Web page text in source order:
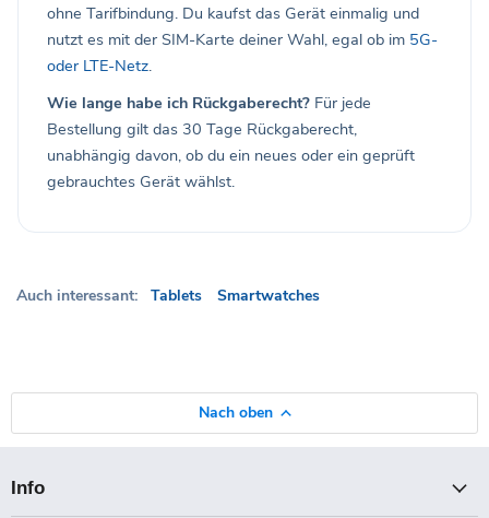
ohne Tarifbindung. Du kaufst das Gerät einmalig und
nutzt es mit der SIM-Karte deiner Wahl, egal ob im 5G-
oder LTE-Netz.
Wie lange habe ich Rückgaberecht? Für jede
Bestellung gilt das 30 Tage Rückgaberecht,
unabhängig davon, ob du ein neues oder ein geprüft
gebrauchtes Gerät wählst.
Auch interessant: Tablets Smartwatches
Nach oben
Info